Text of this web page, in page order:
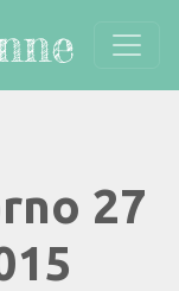
27